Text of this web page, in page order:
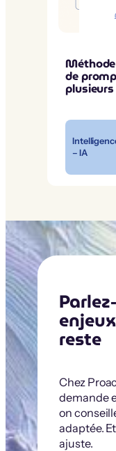
Méthode
de
– IA
reste
Chez
demande
on
adaptée.
ajuste.